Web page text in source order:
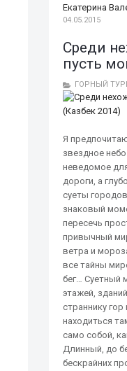
Екатерина
04.05.2015
Среди
пусть
ГОРНЫЙ
Я
звездное
неведомое
дороги, а
суеты
знаковый
пересечь
привычный
ветра и
все тайны
бег… Суетный
этажей,
страннику гор
находиться
само собой,
Длинный, до
бескрайних